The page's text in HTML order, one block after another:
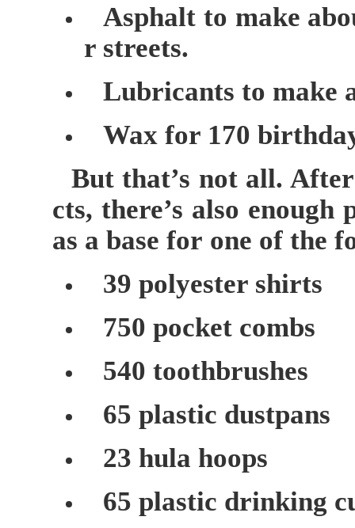
Asphalt to make
r streets.
Lubricants to make
Wax for 170
But that’s not all.
cts, there’s also
as a base for one of the
39 polyester shirts
750 pocket combs
540 toothbrushes
65 plastic dustpans
23 hula hoops
65 plastic drinking